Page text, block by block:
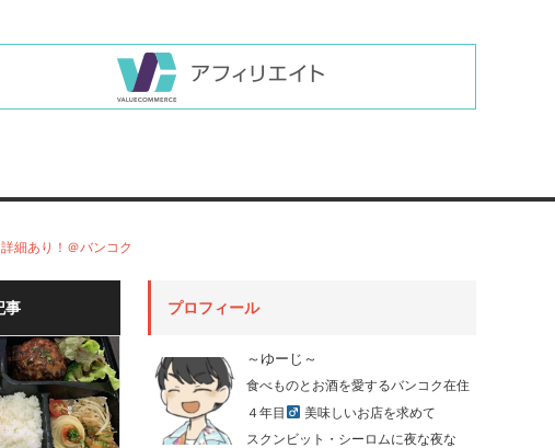
細あり！＠バンコク
事 プロフィール
～ゆーじ～
食べものとお酒を愛するバンコク在住
４年目
美味しいお店を求めて
スクンビット・シーロムに夜な夜な